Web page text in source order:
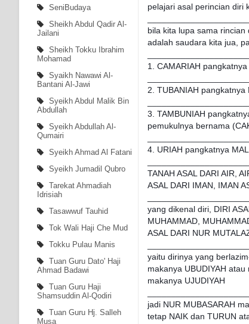
SeniBudaya
Sheikh Abdul Qadir Al-
Jailani
Sheikh Tokku Ibrahim
Mohamad
Syaikh Nawawi Al-
Bantani Al-Jawi
Syeikh Abdul Malik Bin
Abdullah
Syeikh Abdullah Al-
Qumairi
Syeikh Ahmad Al Fatani
Syeikh Jumadil Qubro
Tarekat Ahmadiah
Idrisiah
Tasawwuf Tauhid
Tok Wali Haji Che Mud
Tokku Pulau Manis
Tuan Guru Dato' Haji
Ahmad Badawi
Tuan Guru Haji
Shamsuddin Al-Qodiri
Tuan Guru Hj. Salleh
Musa
pelajari asal perincian diri
bila kita lupa sama
adalah saudara kita jua,
1. CAMARIAH
2. TUBANIAH
3. TAMBUNIAH
pemukulnya bernama
4. URIAH pangkatnya
TANAH ASAL DARI AIR,
ASAL DARI IMAN, IMAN
yang dikenal diri, DIRI
MUHAMMAD,
ASAL DARI NUR
yaitu dirinya yang
makanya UBUDIYAH
makanya UJUDIYAH
jadi NUR MUBASARAH
tetap NAIK dan TURUN